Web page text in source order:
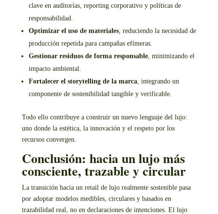
clave en auditorías, reporting corporativo y políticas de
responsabilidad.
Optimizar el uso de materiales, reduciendo la necesidad de
producción repetida para campañas efímeras.
Gestionar residuos de forma responsable, minimizando el
impacto ambiental.
Fortalecer el storytelling de la marca, integrando un
componente de sostenibilidad tangible y verificable.
Todo ello contribuye a construir un nuevo lenguaje del lujo:
uno donde la estética, la innovación y el respeto por los
recursos convergen.
Conclusión: hacia un lujo más
consciente, trazable y circular
La transición hacia un retail de lujo realmente sostenible pasa
por adoptar modelos medibles, circulares y basados en
trazabilidad real, no en declaraciones de intenciones. El lujo